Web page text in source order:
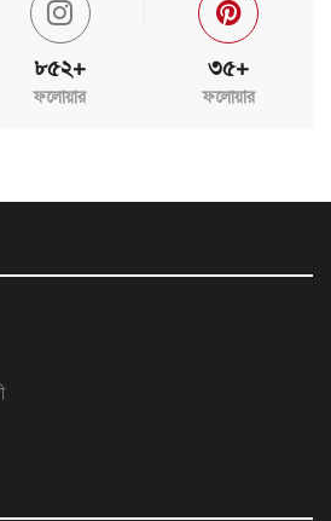
৮৫২+
ফলোয়ার
৩৫+
ফলোয়ার